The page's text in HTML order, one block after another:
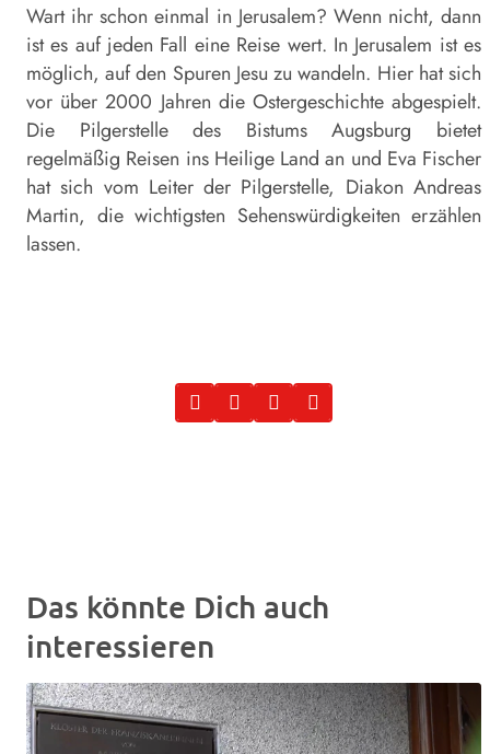
Wart ihr schon einmal in Jerusalem? Wenn nicht, dann
ist es auf jeden Fall eine Reise wert. In Jerusalem ist es
möglich, auf den Spuren Jesu zu wandeln. Hier hat sich
vor über 2000 Jahren die Ostergeschichte abgespielt.
Die Pilgerstelle des Bistums Augsburg bietet
regelmäßig Reisen ins Heilige Land an und Eva Fischer
hat sich vom Leiter der Pilgerstelle, Diakon Andreas
Martin, die wichtigsten Sehenswürdigkeiten erzählen
lassen.
Das könnte Dich auch
interessieren